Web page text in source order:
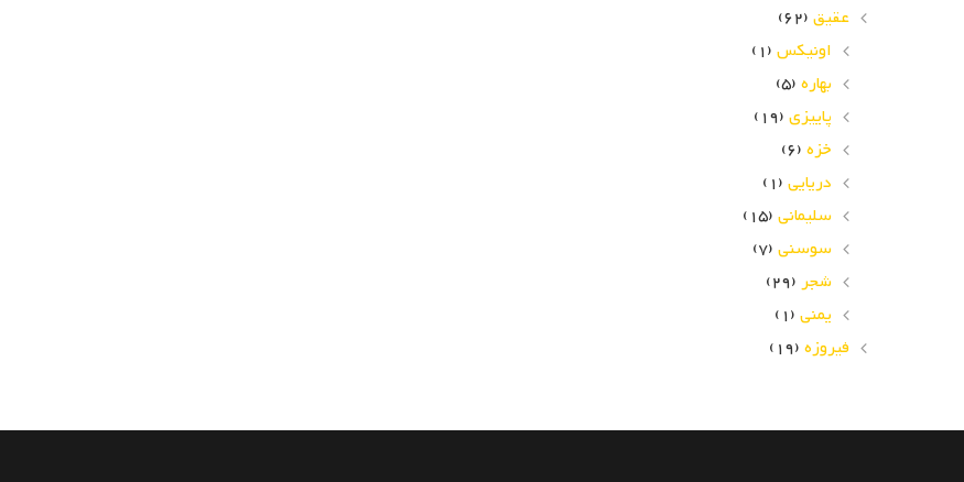
عقیق (62)
اونیکس (1)
بهاره (5)
پاییزی (19)
خزه (6)
دریایی (1)
سلیمانی (15)
سوسنی (7)
شجر (29)
یمنی (1)
فیروزه (19)